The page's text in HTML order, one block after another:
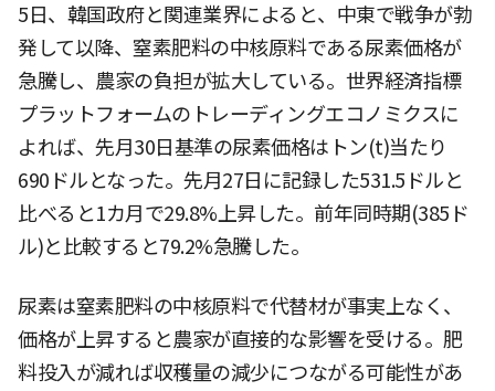
5日、韓国政府と関連業界によると、中東で戦争が勃
発して以降、窒素肥料の中核原料である尿素価格が
急騰し、農家の負担が拡大している。世界経済指標
プラットフォームのトレーディングエコノミクスに
よれば、先月30日基準の尿素価格はトン(t)当たり
690ドルとなった。先月27日に記録した531.5ドルと
比べると1カ月で29.8%上昇した。前年同時期(385ド
ル)と比較すると79.2%急騰した。
尿素は窒素肥料の中核原料で代替材が事実上なく、
価格が上昇すると農家が直接的な影響を受ける。肥
料投入が減れば収穫量の減少につながる可能性があ